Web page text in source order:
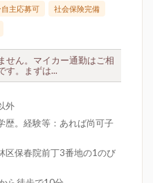
主応募可 社会保険完備
せん。マイカー通勤はご相
す。まずは...
外
歴。経験等：あれば尚可子
区保春院前丁3番地の1のび